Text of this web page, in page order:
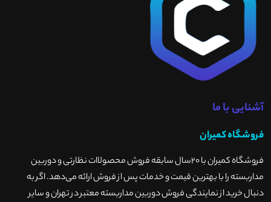
آشنایی با ما
فروشگاه کمیران
فروشگاه کمیران با ۲۰سال سابقه فروش محصولاات نظارتی و دوربین
مداربسته را با بهترین قیمت و خدمات پس از فروش ارائه می‌دهد. اگر به
دنبال خرید از نمایندگی فروش دوربین مداربسته معتبر در تهران و سایر